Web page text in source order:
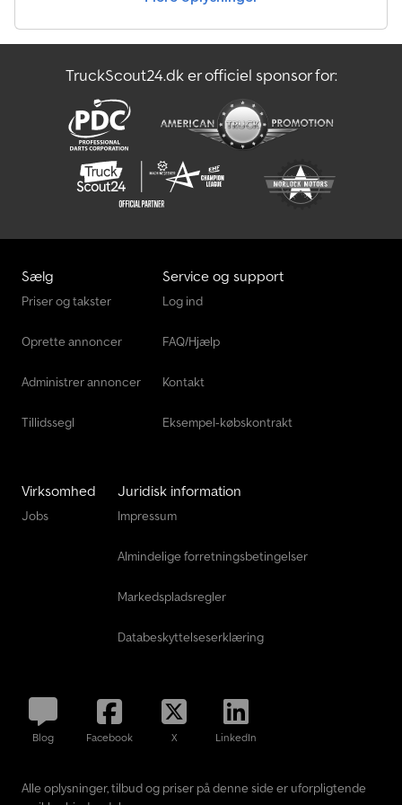
påtages intet ansvar for fejl og trykfejl. Gummifjedret aksel,
stålplade, uden bremser, inkl. garanti, V-trækstang,
varmgalvaniseret, 7-polet stik, bundplade, 9 mm tyk, bagklap med
spændelåse, 4 surringsøjer på indersiden af siderne,
formonterede fastgørelsesknapper til fastgørelse af presenning
på siderne.
TruckScout24.dk er officiel sponsor for:
Sælg
Priser og takster
Oprette annoncer
Administrer annoncer
Tillidssegl
Service og support
Log ind
FAQ/Hjælp
Kontakt
Eksempel-købskontrakt
Virksomhed
Jobs
Juridisk information
Impressum
Almindelige forretningsbetingelser
Markedspladsregler
Databeskyttelseserklæring
Blog Facebook X LinkedIn
Alle oplysninger, tilbud og priser på denne side er uforpligtende